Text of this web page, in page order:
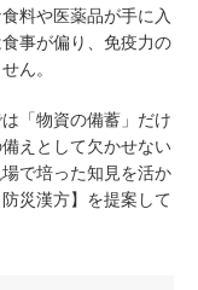
料や医薬品が手に入
事が偏り、免疫力の
ん。
「物資の備蓄」だけ
えとして欠かせない
で培った知見を活か
災漢方】を提案して